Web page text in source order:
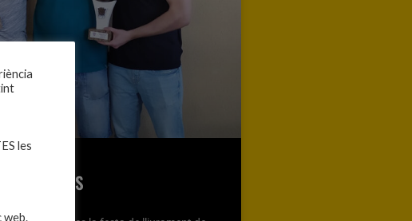
LLAMBILLES
les
web.